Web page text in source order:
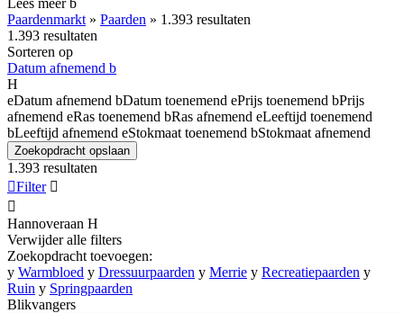
Paardenmarkt » Paarden » 1.393 resultaten
1.393 resultaten
Sorteren op
Datum afnemend b
H
eDatum afnemend bDatum toenemend ePrijs toenemend bPrijs
afnemend eRas toenemend bRas afnemend eLeeftijd toenemend
bLeeftijd afnemend eStokmaat toenemend bStokmaat afnemend
Zoekopdracht opslaan
1.393 resultaten
Filter 

Hannoveraan H
Verwijder alle filters
Zoekopdracht toevoegen:
y Warmbloed y Dressuurpaarden y Merrie y Recreatiepaarden y
Ruin y Springpaarden
Blikvangers